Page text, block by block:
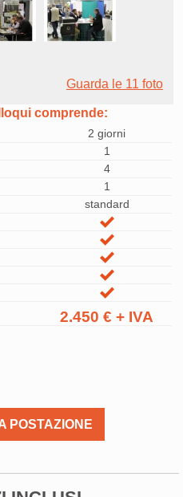
Guarda le 11 foto
comprende:
2 giorni
1
4
1
standard
2.450 € + IVA
POSTAZIONE